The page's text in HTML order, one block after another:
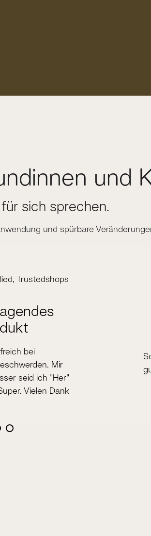
und
sich sprechen.
und spürbare
Trustedshops
bei
Mir
seid ich "Her"
Vielen Dank